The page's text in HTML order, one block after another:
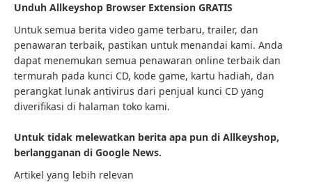
Unduh Allkeyshop Browser Extension GRATIS
Untuk semua berita video game terbaru, trailer, dan
penawaran terbaik, pastikan untuk menandai kami. Anda
dapat menemukan semua penawaran online terbaik dan
termurah pada kunci CD, kode game, kartu hadiah, dan
perangkat lunak antivirus dari penjual kunci CD yang
diverifikasi di halaman toko kami.
Untuk tidak melewatkan berita apa pun di Allkeyshop,
berlangganan di Google News.
Artikel yang lebih relevan